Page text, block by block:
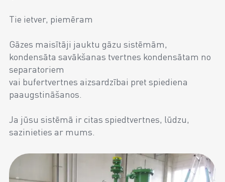
Tie ietver, piemēram
Gāzes maisītāji jauktu gāzu sistēmām,
kondensāta savākšanas tvertnes kondensātam no
separatoriem
vai bufertvertnes aizsardzībai pret spiediena
paaugstināšanos.
Ja jūsu sistēmā ir citas spiedtvertnes, lūdzu,
sazinieties ar mums.